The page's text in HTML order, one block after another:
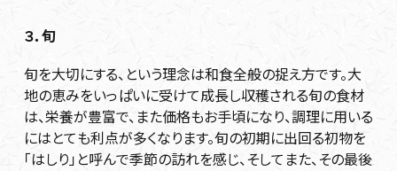
３．旬
旬を大切にする、という理念は和食全般の捉え方です。大
地の恵みをいっぱいに受けて成長し収穫される旬の食材
は、栄養が豊富で、また価格もお手頃になり、調理に用いる
にはとても利点が多くなります。旬の初期に出回る初物を
「はしり」と呼んで季節の訪れを感じ、そしてまた、その最後